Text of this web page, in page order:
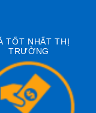
TỐT NHẤT THỊ
TRƯỜNG